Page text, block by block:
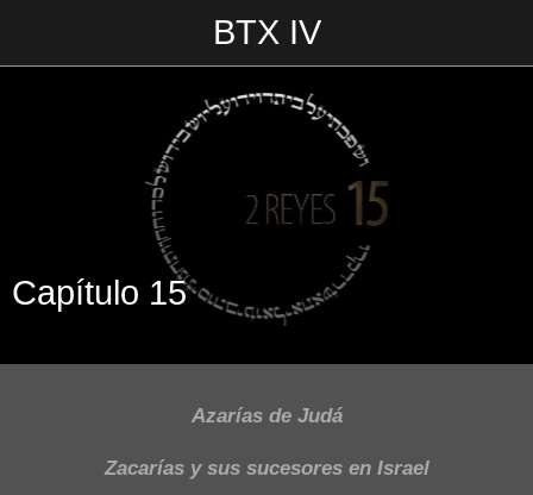
BTX IV
Escrito en 13/07/2018\n__________________\n
Capítulo 15
Azarías de Judá
Zacarías y sus sucesores en Israel